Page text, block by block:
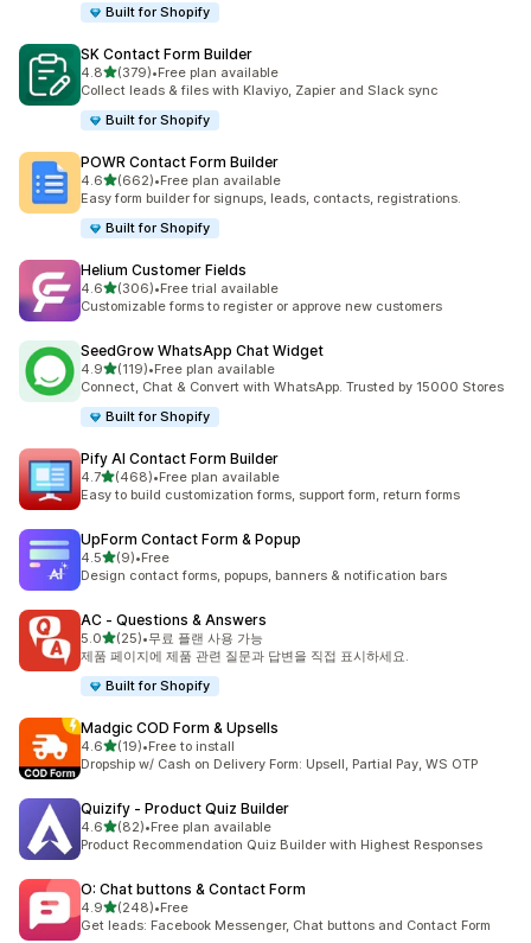
Built for Shopify
SK Contact Form Builder
4.8별 5개 중
(379)
총 리뷰 379개
•Free plan available
Collect leads & files with Klaviyo, Zapier and Slack sync
Built for Shopify
POWR Contact Form Builder
4.6별 5개 중
(662)
총 리뷰 662개
•Free plan available
Easy form builder for signups, leads, contacts, registrations.
Built for Shopify
Helium Customer Fields
4.6별 5개 중
(306)
총 리뷰 306개
•Free trial available
Customizable forms to register or approve new customers
SeedGrow WhatsApp Chat Widget
4.9별 5개 중
(119)
총 리뷰 119개
•Free plan available
Connect, Chat & Convert with WhatsApp. Trusted by 15000 Stores
Built for Shopify
Pify AI Contact Form Builder
4.7별 5개 중
(468)
총 리뷰 468개
•Free plan available
Easy to build customization forms, support form, return forms
UpForm Contact Form & Popup
4.5별 5개 중
(9)
총 리뷰 9개
•Free
Design contact forms, popups, banners & notification bars
AC ‑ Questions & Answers
5.0별 5개 중
(25)
총 리뷰 25개
•무료 플랜 사용 가능
제품 페이지에 제품 관련 질문과 답변을 직접 표시하세요.
Built for Shopify
Madgic COD Form & Upsells
4.6별 5개 중
(19)
총 리뷰 19개
•Free to install
Dropship w/ Cash on Delivery Form: Upsell, Partial Pay, WS OTP
Quizify ‑ Product Quiz Builder
4.6별 5개 중
(82)
총 리뷰 82개
•Free plan available
Product Recommendation Quiz Builder with Highest Responses
O: Chat buttons & Contact Form
4.9별 5개 중
(248)
총 리뷰 248개
•Free
Get leads: Facebook Messenger, Chat buttons and Contact Form